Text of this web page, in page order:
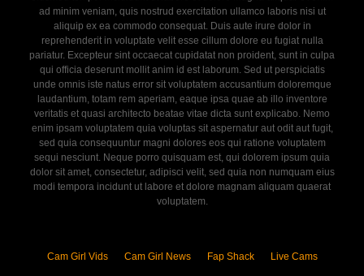
ad minim veniam, quis nostrud exercitation ullamco laboris nisi ut
aliquip ex ea commodo consequat. Duis aute irure dolor in
reprehenderit in voluptate velit esse cillum dolore eu fugiat nulla
pariatur. Excepteur sint occaecat cupidatat non proident, sunt in culpa
qui officia deserunt mollit anim id est laborum. Sed ut perspiciatis
unde omnis iste natus error sit voluptatem accusantium doloremque
laudantium, totam rem aperiam, eaque ipsa quae ab illo inventore
veritatis et quasi architecto beatae vitae dicta sunt explicabo. Nemo
enim ipsam voluptatem quia voluptas sit aspernatur aut odit aut fugit,
sed quia consequuntur magni dolores eos qui ratione voluptatem
sequi nesciunt. Neque porro quisquam est, qui dolorem ipsum quia
dolor sit amet, consectetur, adipisci velit, sed quia non numquam eius
modi tempora incidunt ut labore et dolore magnam aliquam quaerat
voluptatem.
Cam Girl Vids Cam Girl News Fap Shack Live Cams